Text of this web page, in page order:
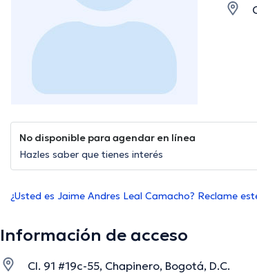
No disponible para agendar en línea
Hazles saber que tienes interés
¿Usted es Jaime Andres Leal Camacho? Reclame
Información de acceso
Cl. 91 #19c-55, Chapinero, Bogotá, D.C.